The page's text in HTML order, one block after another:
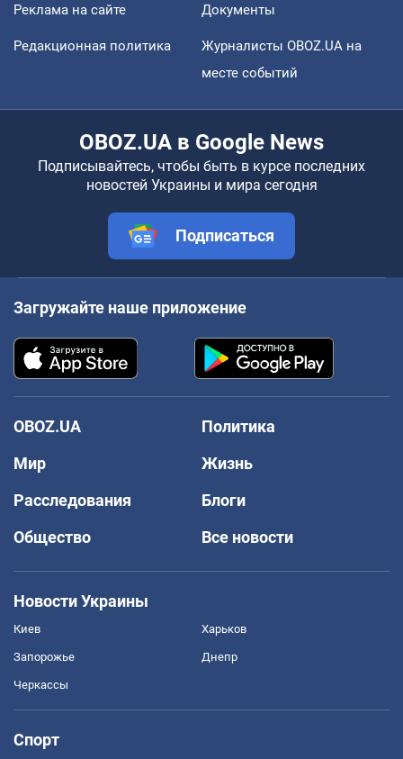
Реклама на сайте Документы
Редакционная политика
Журналисты OBOZ.UA на
месте событий
OBOZ.UA в Google News
Подписывайтесь, чтобы быть в курсе последних
новостей Украины и мира сегодня
Подписаться
Загружайте наше приложение
OBOZ.UA
Политика
Мир
Жизнь
Расследования
Блоги
Общество
Все новости
Новости Украины
Киев Харьков
Запорожье Днепр
Черкассы
Спорт